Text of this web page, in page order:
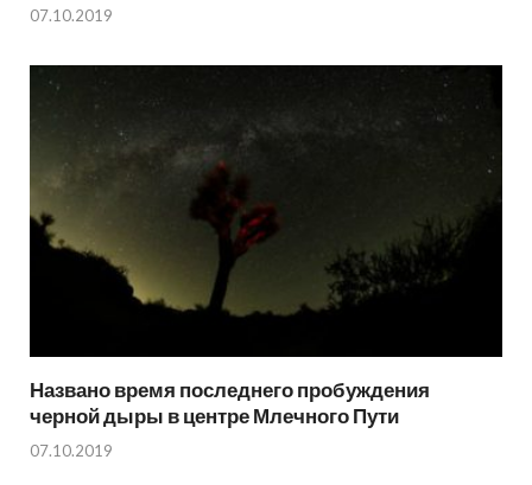
07.10.2019
Названо время последнего пробуждения
черной дыры в центре Млечного Пути
07.10.2019